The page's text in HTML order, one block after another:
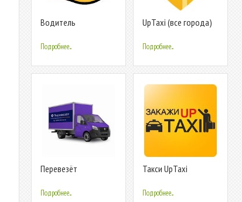
Водитель
Подробнее...
UpTaxi (все города)
Подробнее...
Перевезёт
Подробнее...
Такси UpTaxi
Подробнее...